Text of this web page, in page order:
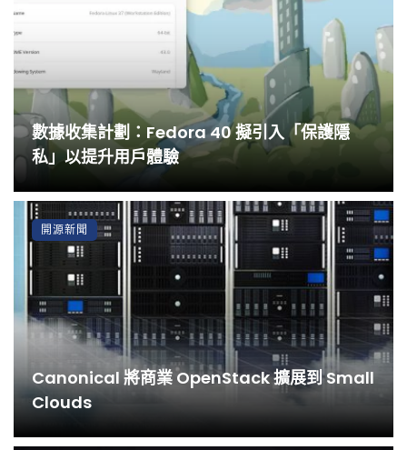
數據收集計劃：Fedora 40 擬引入「保護隱
私」以提升用戶體驗
Canonical 將商業 OpenStack 擴展到 Small
Clouds
開源新聞